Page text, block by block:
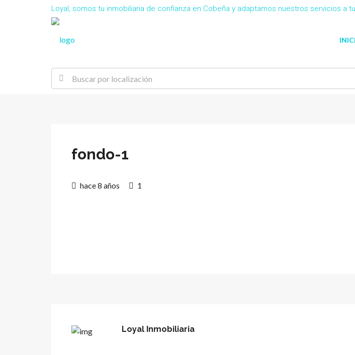
Loyal, somos tu inmobiliaria de confianza en Cobeña y adaptamos nuestros servicios
fondo-1
hace 8 años 1
Loyal Inmobiliaria